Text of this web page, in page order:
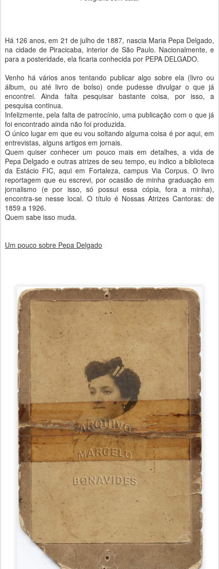
Há 126 anos, em 21 de julho de 1887, nascia Maria Pepa Delgado,
na cidade de Piracicaba, interior de São Paulo. Nacionalmente, e
para a posteridade, ela ficaria conhecida por PEPA DELGADO.
Venho há vários anos tentando publicar algo sobre ela (livro ou
álbum, ou até livro de bolso) onde pudesse divulgar o que já
encontrei. Ainda falta pesquisar bastante coisa, por isso, a
pesquisa continua.
Infelizmente, pela falta de patrocínio, uma publicação com o que já
foi encontrado ainda não foi produzida.
O único lugar em que eu vou soltando alguma coisa é por aqui, em
entrevistas, alguns artigos em jornais.
Quem quiser conhecer um pouco mais em detalhes, a vida de
Pepa Delgado e outras atrizes de seu tempo, eu indico a biblioteca
da Estácio FIC, aqui em Fortaleza, campus Via Corpus. O livro
reportagem que eu escrevi, por ocasião de minha graduação em
jornalismo (e por isso, só possui essa cópia, fora a minha),
encontra-se nesse local. O título é Nossas Atrizes Cantoras: de
1859 a 1926.
Quem sabe isso muda.
Um pouco sobre Pepa Delgado